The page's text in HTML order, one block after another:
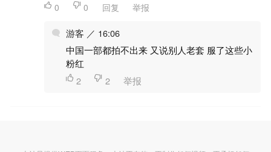
 0  0 回复 举报
游客 ／ 16:06
中国一部都拍不出来 又说别人老套 服了这些小
粉红
 2  2 举报